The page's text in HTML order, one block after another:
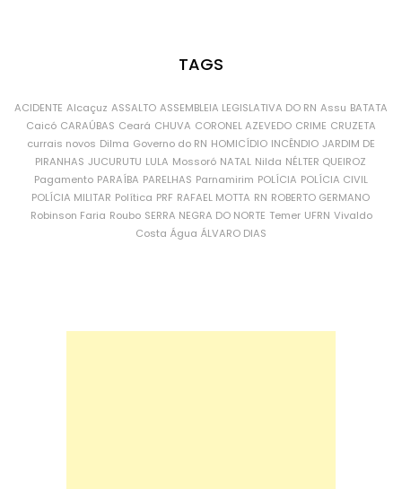
TAGS
ACIDENTE Alcaçuz ASSALTO ASSEMBLEIA LEGISLATIVA DO RN Assu BATATA
Caicó CARAÚBAS Ceará CHUVA CORONEL AZEVEDO CRIME CRUZETA
currais novos Dilma Governo do RN HOMICÍDIO INCÊNDIO JARDIM DE
PIRANHAS JUCURUTU LULA Mossoró NATAL Nilda NÉLTER QUEIROZ
Pagamento PARAÍBA PARELHAS Parnamirim POLÍCIA POLÍCIA CIVIL
POLÍCIA MILITAR Política PRF RAFAEL MOTTA RN ROBERTO GERMANO
Robinson Faria Roubo SERRA NEGRA DO NORTE Temer UFRN Vivaldo
Costa Água ÁLVARO DIAS